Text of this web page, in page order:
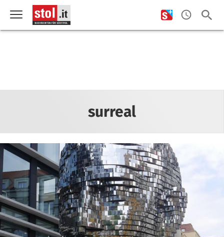
surreal